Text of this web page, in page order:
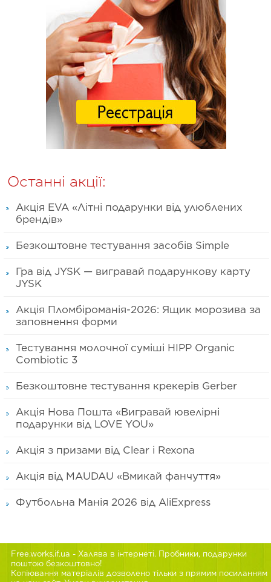
Останні акції:
Акція EVA «Літні подарунки від улюблених
брендів»
Безкоштовне тестування засобів Simple
Гра від JYSK — вигравай подарункову карту
JYSK
Акція Пломбіроманія-2026: Ящик морозива за
заповнення форми
Тестування молочної суміші HIPP Organic
Combiotic 3
Безкоштовне тестування крекерів Gerber
Акція Нова Пошта «Вигравай ювелірні
подарунки від LOVE YOU»
Акція з призами від Clear і Rexona
Акція від MAUDAU «Вмикай фанчуття»
Футбольна Манія 2026 від AliExpress
Free.works.if.ua - Халява в інтернеті. Пробники, подарунки
поштою безкоштовно!
Копіювання матеріалів дозволено тільки з прямим посиланням